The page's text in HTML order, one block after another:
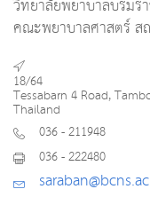
วิทยาลัยพยาบาลบรมร
คณะพยาบาลศาสตร์ ส
18/64
Tessabarn 4 Road,
Thailand
036 - 211948
036 - 222480